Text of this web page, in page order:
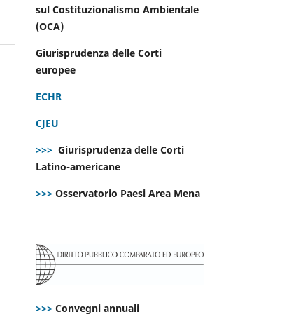
sul Costituzionalismo Ambientale
(OCA)
Giurisprudenza delle Corti
europee
ECHR
CJEU
>>> Giurisprudenza delle Corti
Latino-americane
>>> Osservatorio Paesi Area Mena
>>> Convegni annuali